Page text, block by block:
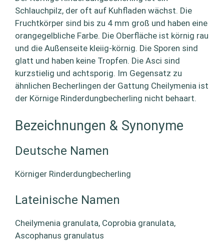
Schlauchpilz, der oft auf Kuhfladen wächst. Die
Fruchtkörper sind bis zu 4 mm groß und haben eine
orangegelbliche Farbe. Die Oberfläche ist körnig rau
und die Außenseite kleiig-körnig. Die Sporen sind
glatt und haben keine Tropfen. Die Asci sind
kurzstielig und achtsporig. Im Gegensatz zu
ähnlichen Becherlingen der Gattung Cheilymenia ist
der Körnige Rinderdungbecherling nicht behaart.
Bezeichnungen & Synonyme
Deutsche Namen
Körniger Rinderdungbecherling
Lateinische Namen
Cheilymenia granulata, Coprobia granulata,
Ascophanus granulatus